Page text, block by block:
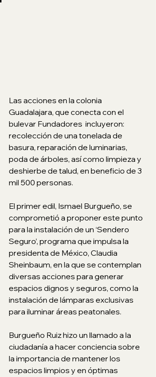
Las acciones en la colonia
Guadalajara, que conecta con el
bulevar Fundadores  incluyeron:
recolección de una tonelada de
basura, reparación de luminarias,
poda de árboles, así como limpieza y
deshierbe de talud, en beneficio de 3
mil 500 personas.
El primer edil, Ismael Burgueño, se
comprometió a proponer este punto
para la instalación de un ‘Sendero
Seguro’, programa que impulsa la
presidenta de México, Claudia
Sheinbaum, en la que se contemplan
diversas acciones para generar
espacios dignos y seguros, como la
instalación de lámparas exclusivas
para iluminar áreas peatonales.
Burgueño Ruiz hizo un llamado a la
ciudadanía a hacer conciencia sobre
la importancia de mantener los
espacios limpios y en óptimas